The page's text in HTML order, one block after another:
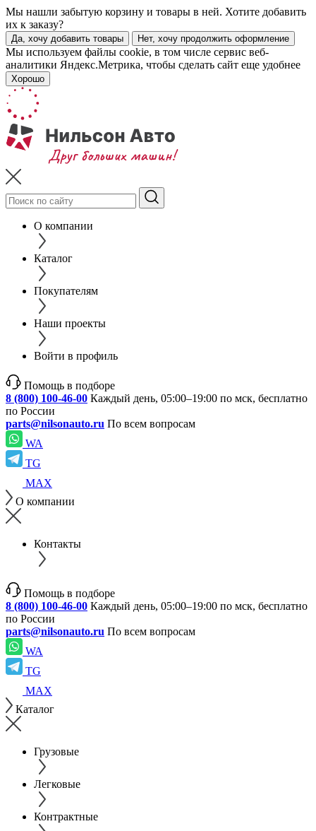
Мы нашли забытую корзину и товары в ней. Хотите добавить
их к заказу?
Да, хочу добавить товары Нет, хочу продолжить оформление
Мы используем файлы cookie, в том числе сервис веб-
аналитики Яндекс.Метрика, чтобы сделать сайт еще удобнее
Хорошо
О компании
Каталог
Покупателям
Наши проекты
Войти в профиль
Помощь в подборе
8 (800) 100-46-00 Каждый день, 05:00–19:00 по мск, бесплатно
по России
parts@nilsonauto.ru По всем вопросам
WA
TG
MAX
О компании
Контакты
Помощь в подборе
8 (800) 100-46-00 Каждый день, 05:00–19:00 по мск, бесплатно
по России
parts@nilsonauto.ru По всем вопросам
WA
TG
MAX
Каталог
Грузовые
Легковые
Контрактные